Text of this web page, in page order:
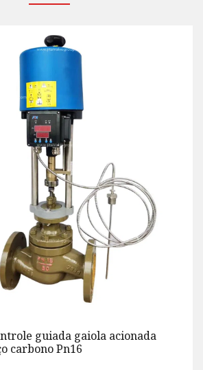
pneumático guiada gaiola
seguro do regulamento de